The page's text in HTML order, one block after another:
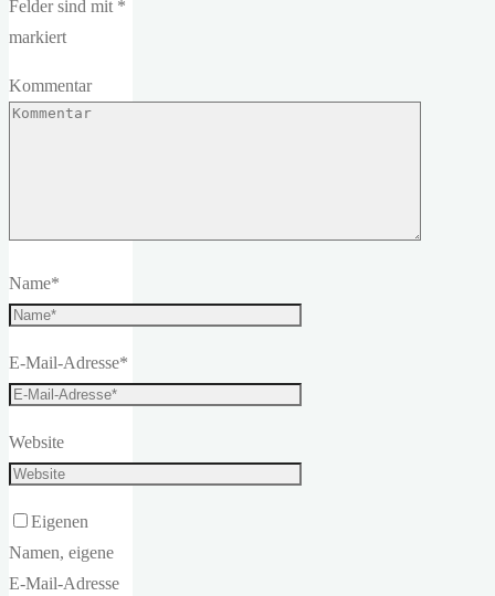
Felder sind mit *
markiert
Kommentar
Name*
E-Mail-Adresse*
Website
Eigenen
Namen, eigene
E-Mail-Adresse